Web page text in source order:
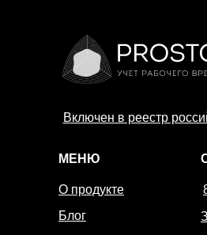
МЕНЮ
О продукте
Включен в реестр
Блог